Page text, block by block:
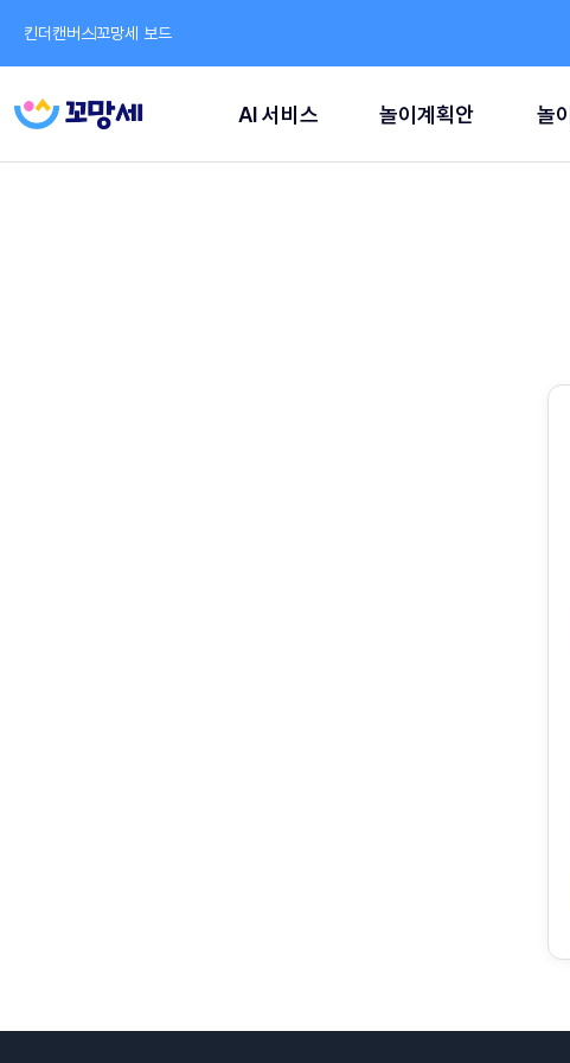
킨더캔버스꼬망세 보드
AI 서비스 놀이계획안 놀